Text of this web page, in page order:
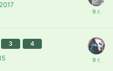
3 4